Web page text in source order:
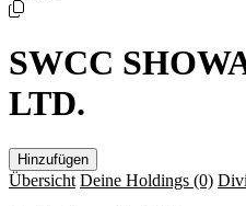
SWCC
LTD.
Hinzufügen
Übersicht Deine Holdings (0)